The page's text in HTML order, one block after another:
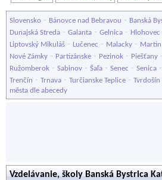
Slovensko - Bánovce nad Bebravou - Banská
Dunajská Streda - Galanta - Gelnica - Hlohovec
Liptovský Mikuláš - Lučenec - Malacky - Martin
Nové Zámky - Partizánske - Pezinok - Piešťany -
Ružomberok - Sabinov - Šaľa - Senec - Senica -
Trenčín - Trnava - Turčianske Teplice - Tvrdošín
města dle abecedy
Vzdelávanie, školy Banská Bystrica